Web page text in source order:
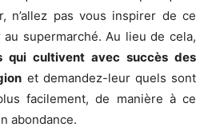
n’allez pas vous inspirer de ce
supermarché. Au lieu de cela,
qui cultivent avec succès des
et demandez-leur quels sont
facilement, de manière à ce
abondance.